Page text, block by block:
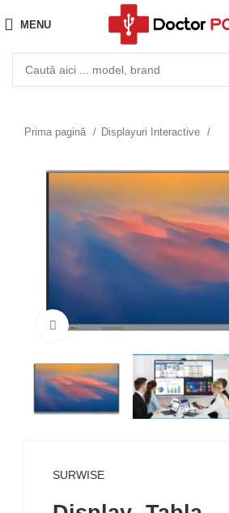
MENU
Prima pagină Displayuri Interactive
Click to enlarge
SURWISE